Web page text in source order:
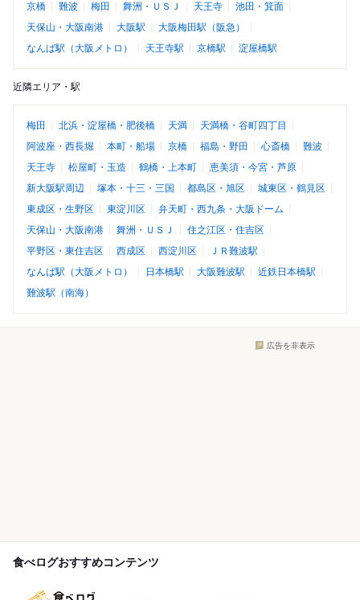
京橋 難波 梅田 舞洲・ＵＳＪ 天王寺
池田・箕面
天保山・大阪南港
大阪駅
大阪梅田駅（阪急）
なんば駅（大阪メトロ）
天王寺駅 京橋駅 淀屋橋駅
近隣エリア・駅
梅田 北浜・淀屋橋・肥後橋 天満
天満橋・谷町四丁目
阿波座・西長堀
本町・船場 京橋 福島・野田 心斎橋
難波
天王寺
松屋町・玉造 鶴橋・上本町
恵美須・今宮・芦原
新大阪駅周辺
塚本・十三・三国 都島区・旭区
城東区・鶴見区
東成区・生野区
東淀川区
弁天町・西九条・大阪ドーム
天保山・大阪南港
舞洲・ＵＳＪ
住之江区・住吉区
平野区・東住吉区
西成区 西淀川区
ＪＲ難波駅
なんば駅（大阪メトロ）
日本橋駅 大阪難波駅
近鉄日本橋駅
難波駅（南海）
広告を非表示
食べログおすすめコンテンツ